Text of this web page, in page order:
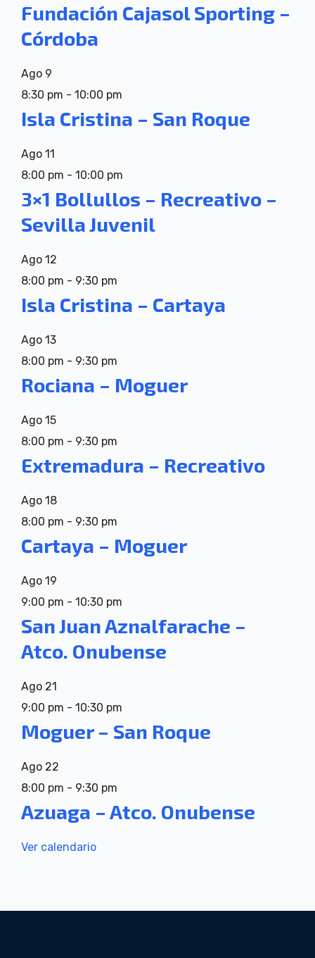
Fundación Cajasol Sporting –
Córdoba
Ago 9
8:30 pm - 10:00 pm
Isla Cristina – San Roque
Ago 11
8:00 pm - 10:00 pm
3×1 Bollullos – Recreativo –
Sevilla Juvenil
Ago 12
8:00 pm - 9:30 pm
Isla Cristina – Cartaya
Ago 13
8:00 pm - 9:30 pm
Rociana – Moguer
Ago 15
8:00 pm - 9:30 pm
Extremadura – Recreativo
Ago 18
8:00 pm - 9:30 pm
Cartaya – Moguer
Ago 19
9:00 pm - 10:30 pm
San Juan Aznalfarache –
Atco. Onubense
Ago 21
9:00 pm - 10:30 pm
Moguer – San Roque
Ago 22
8:00 pm - 9:30 pm
Azuaga – Atco. Onubense
Ver calendario